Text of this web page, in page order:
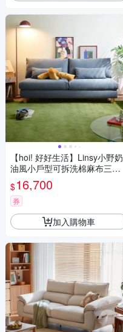
【hoi! 好好生活】Linsy小野奶
油風小戶型可拆洗棉麻布三人
沙發1.9M 牛仔藍 BS326
$16,700
券
加入購物車